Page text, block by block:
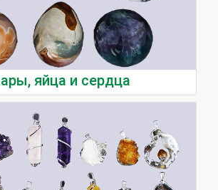
яйца и сердца